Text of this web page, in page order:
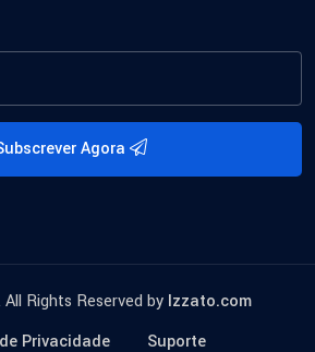
Agora
Rights Reserved by Izzato.com
Privacidade
Suporte